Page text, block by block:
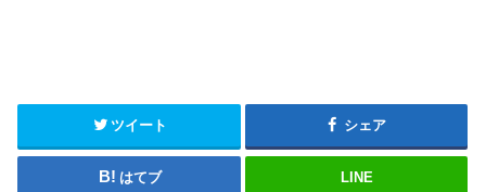
ツイート シェア
はてブ LINE